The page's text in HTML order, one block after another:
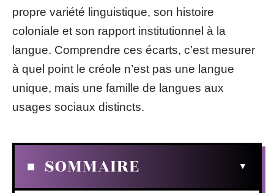
propre variété linguistique, son histoire
coloniale et son rapport institutionnel à la
langue. Comprendre ces écarts, c’est mesurer
à quel point le créole n’est pas une langue
unique, mais une famille de langues aux
usages sociaux distincts.
SOMMAIRE